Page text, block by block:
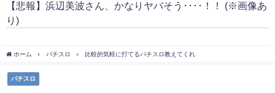
【悲報】浜辺美波さん、かなりヤバそう････！！ (※画像あ
り)
ホーム パチスロ 比較的気軽に打てるパチスロ教えてくれ
パチスロ